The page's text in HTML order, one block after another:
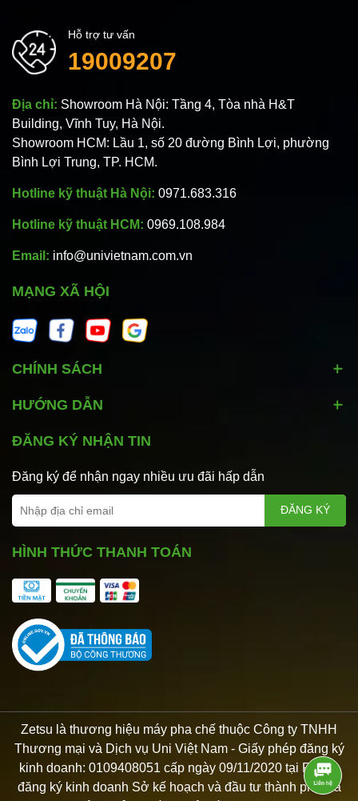
Hỗ trợ tư vấn
19009207
Địa chỉ: Showroom Hà Nội: Tầng 4, Tòa nhà H&T
Building, Vĩnh Tuy, Hà Nội.
Showroom HCM: Lầu 1, số 20 đường Bình Lợi, phường
Bình Lợi Trung, TP. HCM.
Hotline kỹ thuật Hà Nội: 0971.683.316
Hotline kỹ thuật HCM: 0969.108.984
Email: info@univietnam.com.vn
MẠNG XÃ HỘI
CHÍNH SÁCH
HƯỚNG DẪN
ĐĂNG KÝ NHẬN TIN
Đăng ký để nhận ngay nhiều ưu đãi hấp dẫn
ĐĂNG KÝ
HÌNH THỨC THANH TOÁN
Zetsu là thương hiệu máy pha chế thuộc Công ty TNHH
Thương mại và Dịch vụ Uni Việt Nam - Giấy phép đăng ký
kinh doanh: 0109408051 cấp ngày 09/11/2020 tại Phòng
đăng ký kinh doanh Sở kế hoạch và đầu tư thành phố Hà